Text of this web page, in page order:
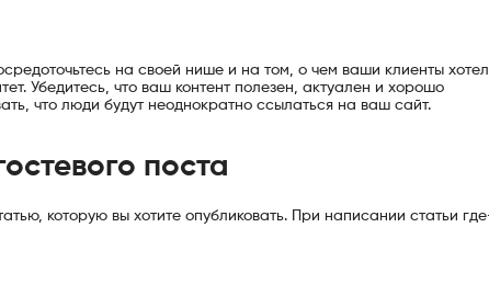
на своей нише и на том, о чем ваши клиенты
Убедитесь, что ваш контент полезен, актуален и хорошо
что люди будут неоднократно ссылаться на ваш сайт.
поста
которую вы хотите опубликовать. При написании статьи